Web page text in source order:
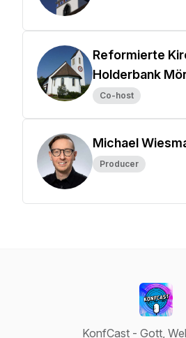
Reformierte
Holderbank
Co-host
Michael
Producer
KonfCast - Gott,